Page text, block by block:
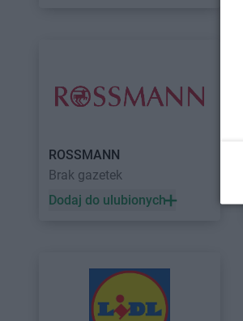
ROSSMANN
Brak gazetek
Dodaj do ulubionych